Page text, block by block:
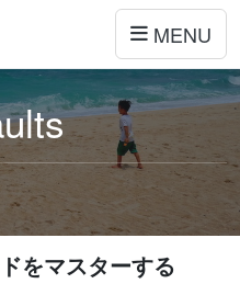
MENU
をマスターする